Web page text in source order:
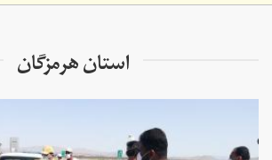
استان هرمزگان